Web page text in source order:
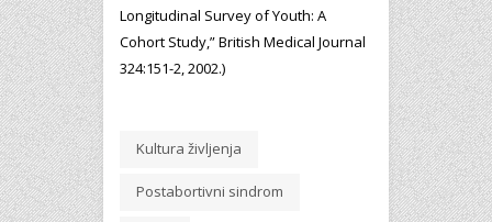
Longitudinal Survey of Youth: A
Cohort Study,” British Medical Journal
324:151-2, 2002.)
Kultura življenja
Postabortivni sindrom